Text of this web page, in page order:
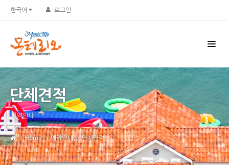
한국어 로그인
단체견적
예약안내
Home 예약안내 단체견적
Sketchbook5, 스케치북5